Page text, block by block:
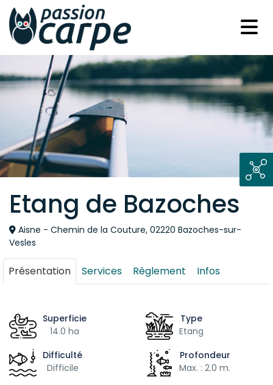
Etang de Bazoches
Aisne - Chemin de la Couture, 02220 Bazoches-sur-
Vesles
Présentation Services Règlement Infos
Superficie
14.0 ha
Type
Etang
Difficulté
Difficile
Profondeur
Max. : 2.0 m.